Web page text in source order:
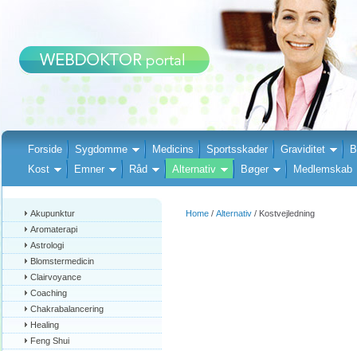
Forside Sygdomme Medicins Sportsskader Graviditet
Kost
Emner Råd Alternativ Bøger Medlemskab
Akupunktur
Aromaterapi
Astrologi
Blomstermedicin
Clairvoyance
Coaching
Chakrabalancering
Healing
Feng Shui
Home / Alternativ / Kostvejledning